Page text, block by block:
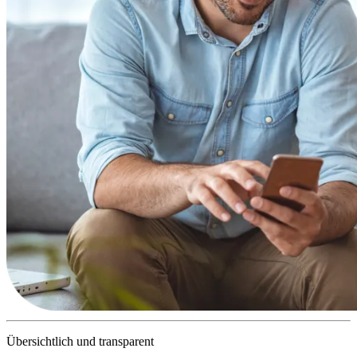
Übersichtlich und transparent